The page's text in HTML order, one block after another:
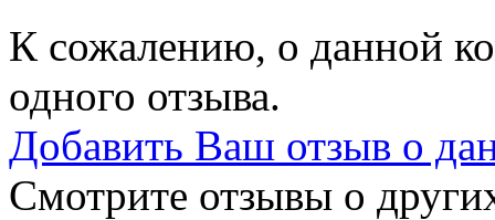
К сожалению, о данной
одного отзыва.
Добавить Ваш отзыв о
Смотрите отзывы о